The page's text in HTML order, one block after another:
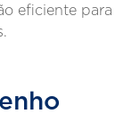
eficiente para